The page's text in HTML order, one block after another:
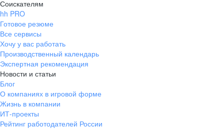
Соискателям
hh PRO
Готовое резюме
Все сервисы
Хочу у вас работать
Производственный календарь
Экспертная рекомендация
Новости и статьи
Блог
О компаниях в игровой форме
Жизнь в компании
ИТ-проекты
Рейтинг работодателей России